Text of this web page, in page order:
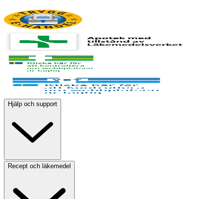
Hjälp och support
Recept och läkemedel